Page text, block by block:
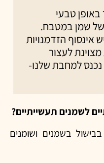
טבעי
של שמן במטבח.
אינסוף הזדמנויות
לעצור
למחבת שלנו-
לשמנים תעשייתיים?
בשמנים ושומנים